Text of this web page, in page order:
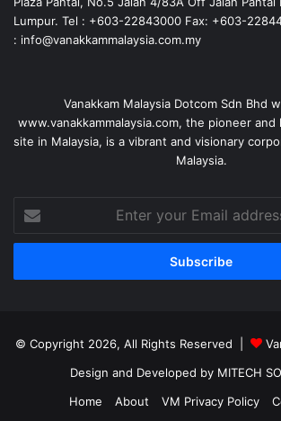
Lumpur. Tel : +603-22843000 Fax: +603-
: info@vanakkammalaysia.com.my
Vanakkam Malaysia Dotcom Sdn Bhd
www.vanakkammalaysia.com, the pioneer and
site in Malaysia, is a vibrant and visionary
Malaysia.
your
Email
© Copyright 2026, All Rights Reserved |
Design and Developed by MITECH
Home
About VM Privacy Policy